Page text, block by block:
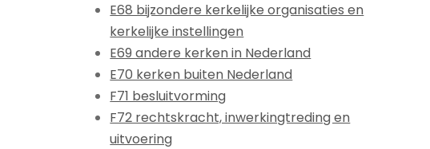
E68 bijzondere kerkelijke organisaties en
kerkelijke instellingen
E69 andere kerken in Nederland
E70 kerken buiten Nederland
F71 besluitvorming
F72 rechtskracht, inwerkingtreding en
uitvoering